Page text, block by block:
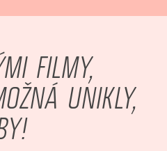
FILMY,
UNIKLY,